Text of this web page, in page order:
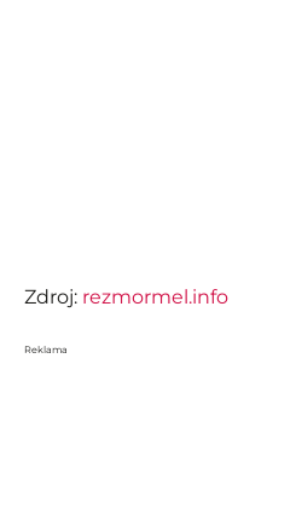
Zdroj: rezmormel.info
Reklama